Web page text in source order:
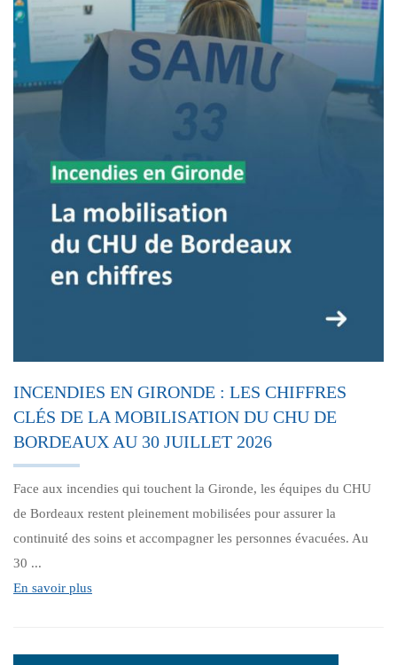
INCENDIES EN GIRONDE : LES CHIFFRES
CLÉS DE LA MOBILISATION DU CHU DE
BORDEAUX AU 30 JUILLET 2026
Face aux incendies qui touchent la Gironde, les équipes du CHU
de Bordeaux restent pleinement mobilisées pour assurer la
continuité des soins et accompagner les personnes évacuées. Au
30 ...
En savoir plus